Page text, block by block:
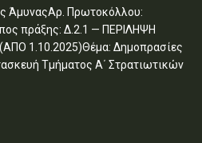
ΆμυναςΑρ. Πρωτοκόλλου:
πράξης: Δ.2.1 — ΠΕΡΙΛΗΨΗ
1.10.2025)Θέμα: Δημοπρασίες
Τμήματος Α΄ Στρατιωτικών